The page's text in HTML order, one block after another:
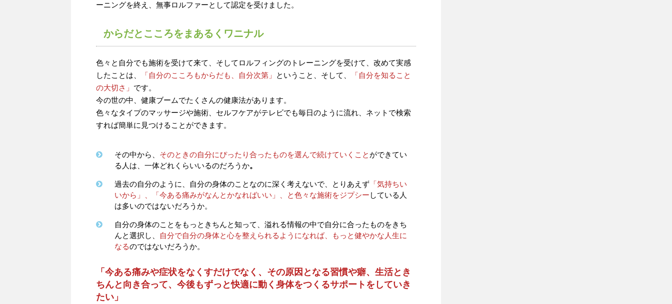
ーニングを終え、無事ロルファーとして認定を受けました。
からだとこころをまあるくワニナル
色々と自分でも施術を受けて来て、そしてロルフィングのトレーニングを受けて、改めて実感
したことは、
「自分のこころもからだも、自分次第」 ということ 、そして、
「自分を知ること
の大切さ」 です。
今の世の中、健康ブームでたくさんの健康法があります。
色々なタイプのマッサージや施術、セルフケアがテレビでも毎日のように流れ、ネットで検索
すれば簡単に見つけることができます。
その中から、 そのときの自分にぴったり合ったものを選んで続けていくこと ができてい
る人は、一体どれくらいいるのだろうか。
過去の自分のように、自分の身体のことなのに深く考えないで、とりあえず「気持ちい
いから」、「今ある痛みがなんとかなればいい」、と色々な施術をジプシー している人
は多いのではないだろうか。
自分の身体のことをもっときちんと知って、溢れる情報の中で自分に合ったものをきち
んと選択し、
自分で自分の身体と心を整えられるようになれば、もっと健やかな人生に
なるのではないだろうか。
「今ある痛みや症状をなくすだけでなく、その原因となる習慣や癖、生活とき
ちんと向き合って、今後もずっと快適に動く身体をつくるサポートをしていき
たい」